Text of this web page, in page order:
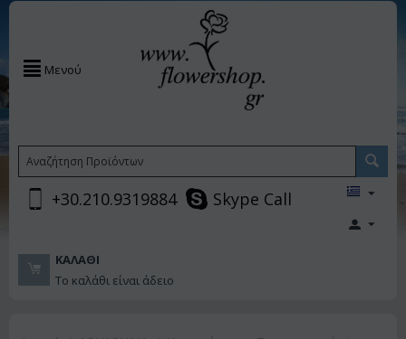
Μενού
+30.210.9319884 Skype Call
ΚΑΛΆΘΙ
Το καλάθι είναι άδειο